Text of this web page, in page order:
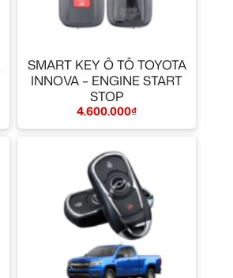
SMART KEY Ô TÔ TOYOTA
INNOVA – ENGINE START
STOP
4.600.000₫